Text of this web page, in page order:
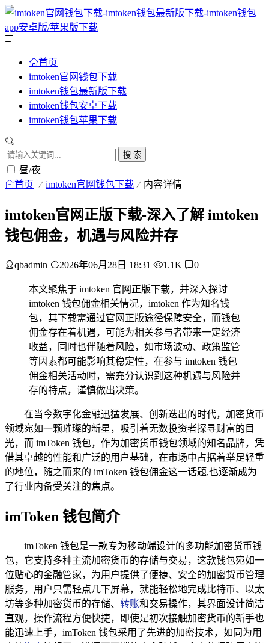
首页
imtoken官网钱包下载
imtoken钱包最新版下载
imtoken钱包安卓下载
imtoken钱包苹果下载
搜 索
昼/夜
首页 imtoken官网钱包下载 内容详情
imtoken官网正版下载-深入了解 imtoken
钱包佣金，机遇与风险并存
qbadmin 2026年06月28日 18:31 1.1K 0
本文聚焦于 imtoken 官网正版下载，并深入探讨
imtoken 钱包佣金相关情况，imtoken 作为知名钱
包，其下载需通过官网正版途径保障安全，而钱包
佣金存在着机遇，可能为相关参与者带来一定经济
收益，同时也伴随着风险，如市场波动、政策监管
等因素都可能影响其稳定性，在参与 imtoken 钱包
佣金相关活动时，需充分认识到这种机遇与风险并
存的特点，谨慎做出决策。
在当今数字化金融迅猛发展、创新迭出的时代，加密货币
领域宛如一颗璀璨的新星，吸引着无数投资者探寻财富的目
光，而 imToken 钱包，作为加密货币钱包领域的知名品牌，凭
借其卓越的性能和广泛的用户基础，在市场中占据着举足轻重
的地位，随之而来的 imToken 钱包佣金这一话题,也逐渐成为
了行业内备受关注的焦点。
imToken 钱包简介
imToken 钱包是一款专为移动端设计的多功能加密货币钱
包，它支持多种主流加密货币的存储与交易，这款钱包宛如一
位贴心的金融管家，为用户提供了便捷、安全的加密货币管理
服务，用户只需轻点几下屏幕，就能轻松地完成比特币、以太
坊等多种加密货币的存储、 转账和交易操作，其界面设计简洁
直观，操作流程方便快捷，即使是初次接触加密货币的新手也
能迅速上手，imToken 钱包采用了先进的加密技术，如同为用